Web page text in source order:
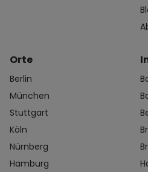
Orte
Berlin
München
Stuttgart
Köln
Nürnberg
Hamburg